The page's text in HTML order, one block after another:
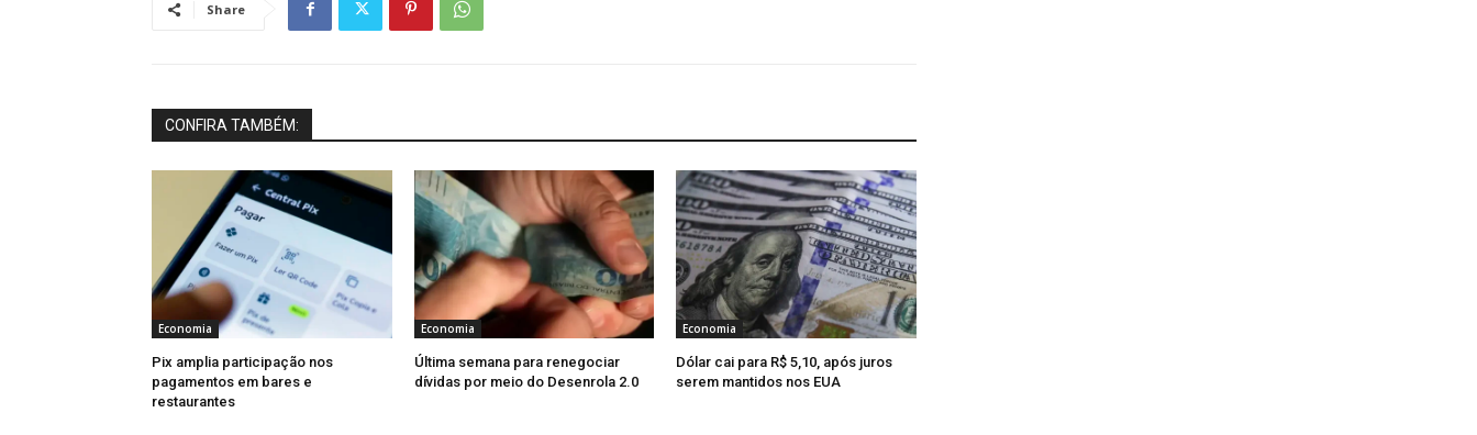
Share
CONFIRA TAMBÉM:
Economia
Pix amplia participação nos
pagamentos em bares e
restaurantes
Economia
Última semana para renegociar
dívidas por meio do Desenrola 2.0
Economia
Dólar cai para R$ 5,10, após juros
serem mantidos nos EUA